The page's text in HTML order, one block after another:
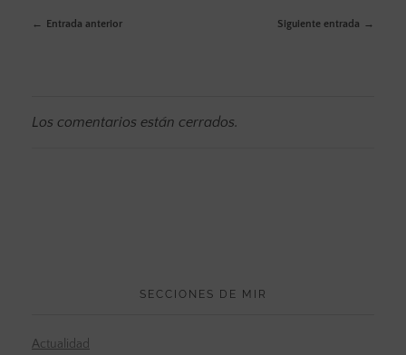
Entrada anterior Siguiente entrada
Los comentarios están cerrados.
SECCIONES DE MIR
Actualidad